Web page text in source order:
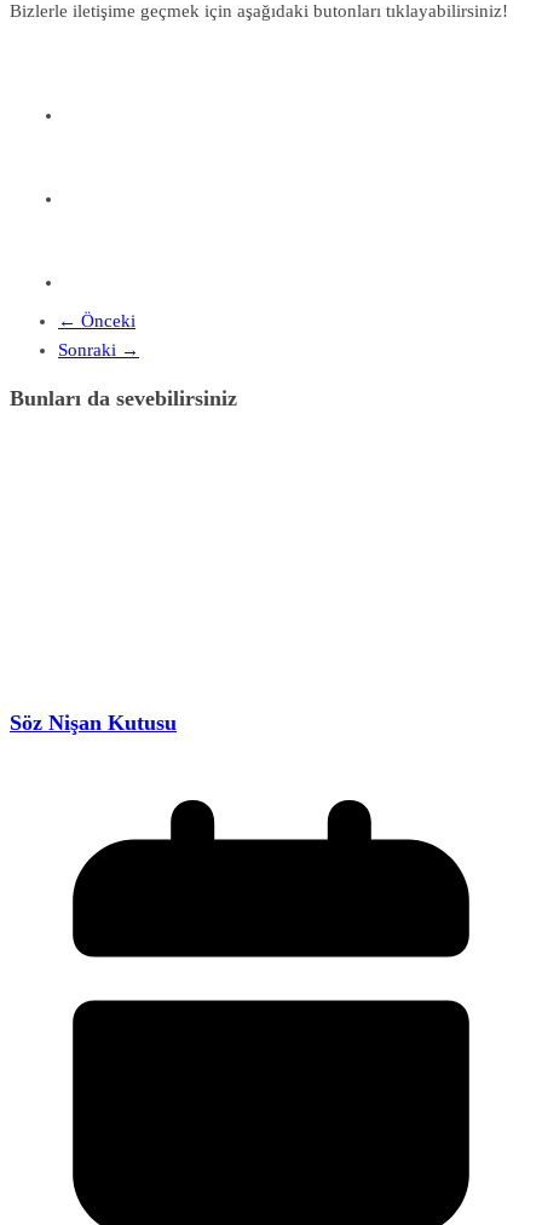
Bizlerle iletişime geçmek için aşağıdaki butonları tıklayabilirsiniz!
← Önceki
Sonraki →
Bunları da sevebilirsiniz
Söz Nişan Kutusu